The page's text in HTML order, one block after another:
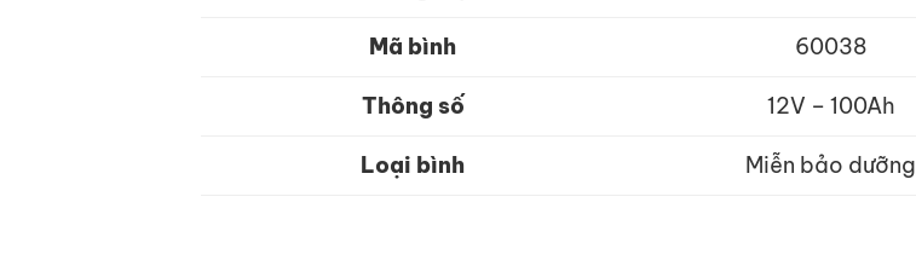
Mã bình 60038
Thông số 12V – 100Ah
Loại bình Miễn bảo dưỡng